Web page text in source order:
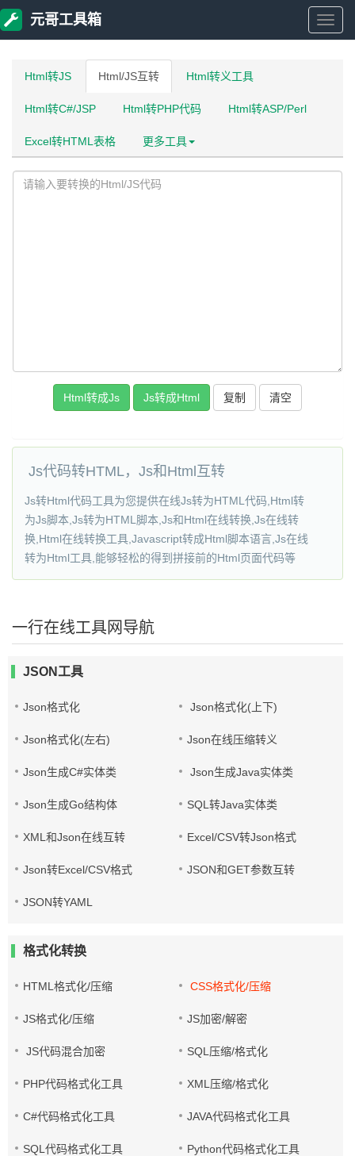
元
元哥工具箱
Html转JS Html/JS互转 Html转义工具
Html转C#/JSP Html转PHP代码 Html转ASP/Perl
Excel转HTML表格 更多工具
复制
Js代码转HTML，Js和Html互转
Js转Html代码工具为您提供在线Js转为HTML代码,Html转
为Js脚本,Js转为HTML脚本,Js和Html在线转换,Js在线转
换,Html在线转换工具,Javascript转成Html脚本语言,Js在线
转为Html工具,能够轻松的得到拼接前的Html页面代码等
一行在线工具网导航
JSON工具
Json格式化 Json格式化(上下)
Json格式化(左右) Json在线压缩转义
Json生成C#实体类 Json生成Java实体类
Json生成Go结构体 SQL转Java实体类
XML和Json在线互转 Excel/CSV转Json格式
Json转Excel/CSV格式 JSON和GET参数互转
JSON转YAML
格式化转换
HTML格式化/压缩 CSS格式化/压缩
JS格式化/压缩 JS加密/解密
JS代码混合加密 SQL压缩/格式化
PHP代码格式化工具 XML压缩/格式化
C#代码格式化工具 JAVA代码格式化工具
SQL代码格式化工具 Python代码格式化工具